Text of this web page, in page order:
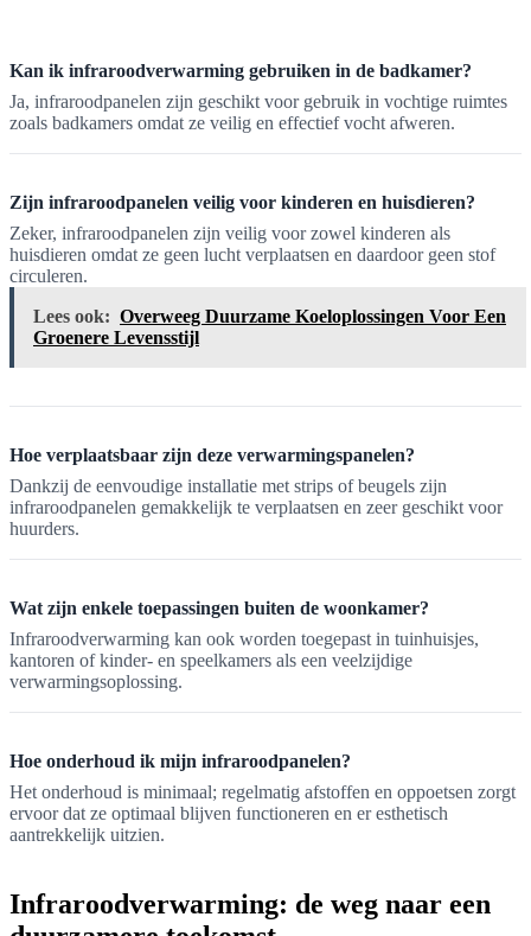
Kan ik infraroodverwarming gebruiken in de badkamer?
Ja, infraroodpanelen zijn geschikt voor gebruik in vochtige ruimtes
zoals badkamers omdat ze veilig en effectief vocht afweren.
Zijn infraroodpanelen veilig voor kinderen en huisdieren?
Zeker, infraroodpanelen zijn veilig voor zowel kinderen als
huisdieren omdat ze geen lucht verplaatsen en daardoor geen stof
circuleren.
Lees ook: Overweeg Duurzame Koeloplossingen Voor Een
Groenere Levensstijl
Hoe verplaatsbaar zijn deze verwarmingspanelen?
Dankzij de eenvoudige installatie met strips of beugels zijn
infraroodpanelen gemakkelijk te verplaatsen en zeer geschikt voor
huurders.
Wat zijn enkele toepassingen buiten de woonkamer?
Infraroodverwarming kan ook worden toegepast in tuinhuisjes,
kantoren of kinder- en speelkamers als een veelzijdige
verwarmingsoplossing.
Hoe onderhoud ik mijn infraroodpanelen?
Het onderhoud is minimaal; regelmatig afstoffen en oppoetsen zorgt
ervoor dat ze optimaal blijven functioneren en er esthetisch
aantrekkelijk uitzien.
Infraroodverwarming: de weg naar een